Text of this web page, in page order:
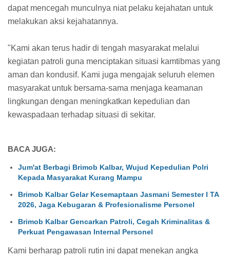
dapat mencegah munculnya niat pelaku kejahatan untuk
melakukan aksi kejahatannya.
"Kami akan terus hadir di tengah masyarakat melalui
kegiatan patroli guna menciptakan situasi kamtibmas yang
aman dan kondusif. Kami juga mengajak seluruh elemen
masyarakat untuk bersama-sama menjaga keamanan
lingkungan dengan meningkatkan kepedulian dan
kewaspadaan terhadap situasi di sekitar.
BACA JUGA:
Jum'at Berbagi Brimob Kalbar, Wujud Kepedulian Polri
Kepada Masyarakat Kurang Mampu
Brimob Kalbar Gelar Kesemaptaan Jasmani Semester I TA
2026, Jaga Kebugaran & Profesionalisme Personel
Brimob Kalbar Gencarkan Patroli, Cegah Kriminalitas &
Perkuat Pengawasan Internal Personel
Kami berharap patroli rutin ini dapat menekan angka